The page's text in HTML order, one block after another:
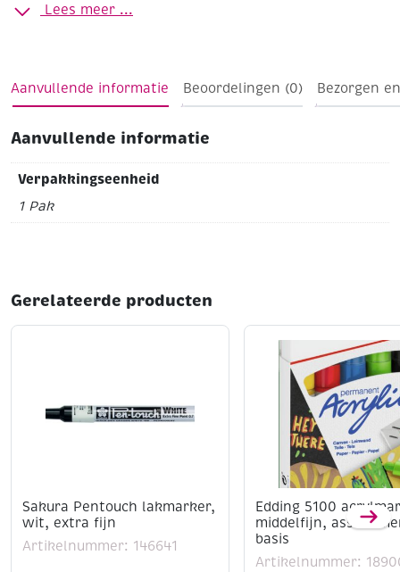
steeds opnieuw te smelten.
Lees meer ...
Aanvullende informatie Beoordelingen (0) Bezorgen
Aanvullende informatie
Verpakkingseenheid
1 Pak
Gerelateerde producten
Sakura Pentouch lakmarker,
wit, extra fijn
Artikelnummer: 146641
Edding 5100
middelfijn,
basis
Artikelnummer: